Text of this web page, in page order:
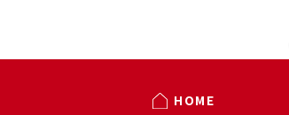
HOME